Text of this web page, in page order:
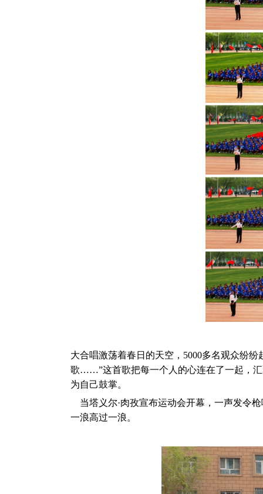
大合唱激荡着春日的天空，5000多名观众纷
歌……”这首歌把每一个人的心连在了一起，
为自己鼓掌。
当塔义尔·肉孜宣布运动会开幕，一声发令
一浪高过一浪。